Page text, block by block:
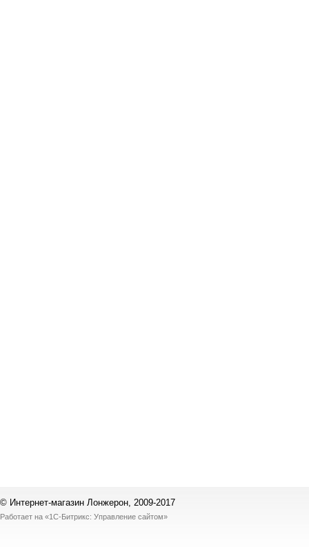
© Интернет-магазин Лонжерон, 2009-2017
Работает на «1С-Битрикс: Управление сайтом»